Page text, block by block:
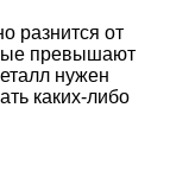
разнится от
превышают
нужен
каких-либо